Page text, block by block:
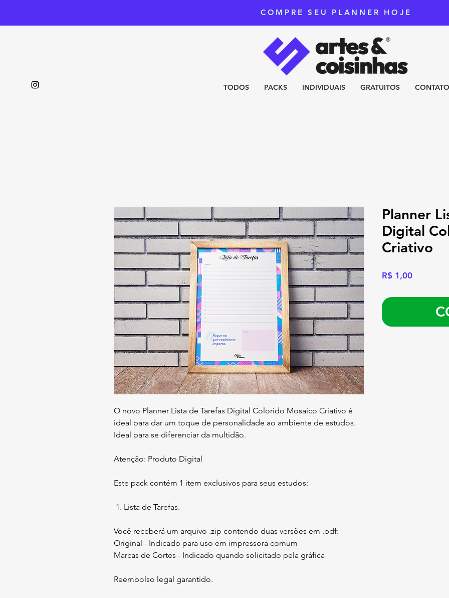
COMPRE SEU PLANNER HOJE
TODOS PACKS INDIVIDUAIS GRATUITOS CONTATO
O novo Planner Lista de Tarefas Digital Colorido Mosaico Criativo é
ideal para dar um toque de personalidade ao ambiente de estudos.
Ideal para se diferenciar da multidão.
Atenção: Produto Digital
Este pack contém 1 item exclusivos para seus estudos:
Lista de Tarefas.
Você receberá um arquivo .zip contendo duas versões em .pdf:
Original - Indicado para uso em impressora comum
Marcas de Cortes - Indicado quando solicitado pela gráfica
Reembolso legal garantido.
Planner
Digital
Criativo
R$ 1,00Preço